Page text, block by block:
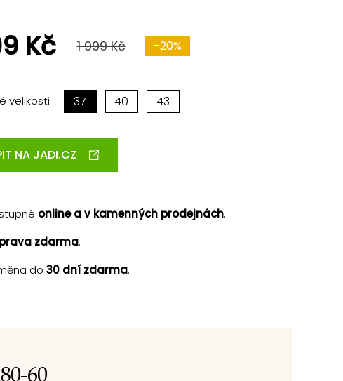
Kč 1 999 Kč -20%
velikosti: 37 40 43
NA JADI.CZ
online a v kamenných prodejnách.
zdarma.
do 30 dní zdarma.
60